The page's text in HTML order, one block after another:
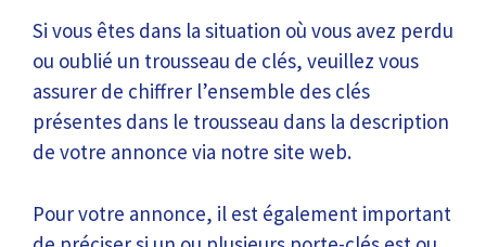
Si vous êtes dans la situation où vous avez perdu
ou oublié un trousseau de clés, veuillez vous
assurer de chiffrer l’ensemble des clés
présentes dans le trousseau dans la description
de votre annonce via notre site web.
Pour votre annonce, il est également important